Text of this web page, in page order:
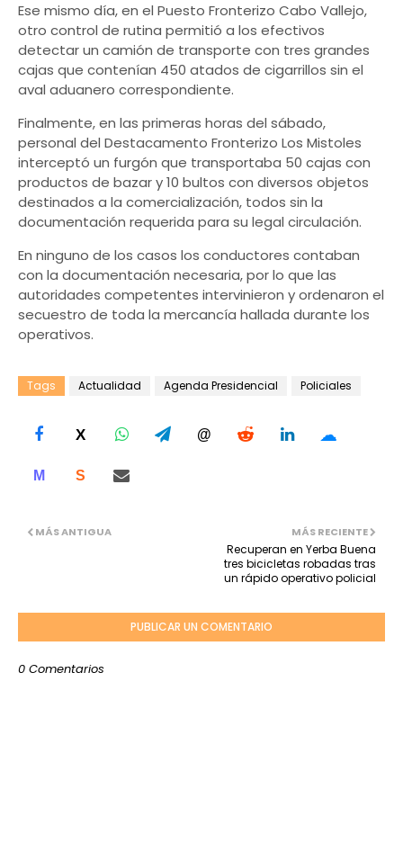
Ese mismo día, en el Puesto Fronterizo Cabo Vallejo,
otro control de rutina permitió a los efectivos
detectar un camión de transporte con tres grandes
cajas que contenían 450 atados de cigarrillos sin el
aval aduanero correspondiente.
Finalmente, en las primeras horas del sábado,
personal del Destacamento Fronterizo Los Mistoles
interceptó un furgón que transportaba 50 cajas con
productos de bazar y 10 bultos con diversos objetos
destinados a la comercialización, todos sin la
documentación requerida para su legal circulación.
En ninguno de los casos los conductores contaban
con la documentación necesaria, por lo que las
autoridades competentes intervinieron y ordenaron el
secuestro de toda la mercancía hallada durante los
operativos.
Tags Actualidad Agenda Presidencial Policiales
X @ ☁
M S
MÁS RECIENTE
Recuperan en Yerba Buena
tres bicicletas robadas tras
un rápido operativo policial
MÁS ANTIGUA
PUBLICAR UN COMENTARIO
0 Comentarios